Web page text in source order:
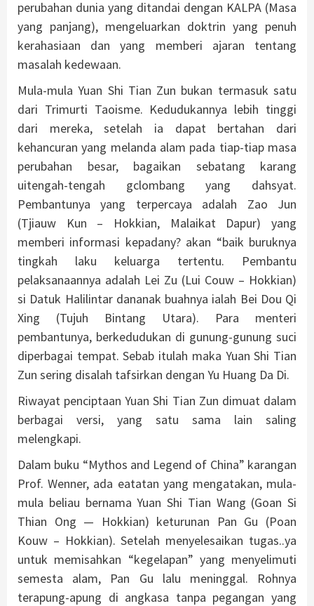
perubahan dunia yang ditandai dengan KALPA (Masa
yang panjang), mengeluarkan doktrin yang penuh
kerahasiaan dan yang memberi ajaran tentang
masalah kedewaan.
Mula-mula Yuan Shi Tian Zun bukan termasuk satu
dari Trimurti Taoisme. Kedudukannya lebih tinggi
dari mereka, setelah ia dapat bertahan dari
kehancuran yang melanda alam pada tiap-tiap masa
perubahan besar, bagaikan sebatang karang
uitengah-tengah gclombang yang dahsyat.
Pembantunya yang terpercaya adalah Zao Jun
(Tjiauw Kun – Hokkian, Malaikat Dapur) yang
memberi informasi kepadany? akan “baik buruknya
tingkah laku keluarga tertentu. Pembantu
pelaksanaannya adalah Lei Zu (Lui Couw – Hokkian)
si Datuk Halilintar dananak buahnya ialah Bei Dou Qi
Xing (Tujuh Bintang Utara). Para menteri
pembantunya, berkedudukan di gunung-gunung suci
diperbagai tempat. Sebab itulah maka Yuan Shi Tian
Zun sering disalah tafsirkan dengan Yu Huang Da Di.
Riwayat penciptaan Yuan Shi Tian Zun dimuat dalam
berbagai versi, yang satu sama lain saling
melengkapi.
Dalam buku “Mythos and Legend of China” karangan
Prof. Wenner, ada eatatan yang mengatakan, mula-
mula beliau bernama Yuan Shi Tian Wang (Goan Si
Thian Ong — Hokkian) keturunan Pan Gu (Poan
Kouw – Hokkian). Setelah menyelesaikan tugas..ya
untuk memisahkan “kegelapan” yang menyelimuti
semesta alam, Pan Gu lalu meninggal. Rohnya
terapung-apung di angkasa tanpa pegangan yang